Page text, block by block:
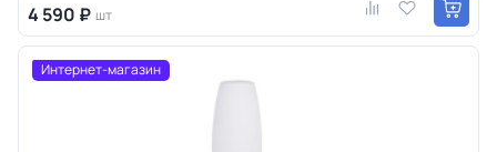
4 590 ₽ шт
Интернет-магазин